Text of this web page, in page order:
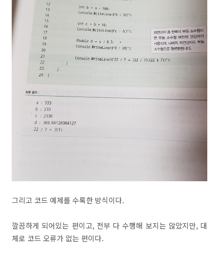
그리고 코드 예제를 수록한 방식이다.
깔끔하게 되어있는 편이고, 전부 다 수행해 보지는 않았지만, 대
체로 코드 오류가 없는 편이다.